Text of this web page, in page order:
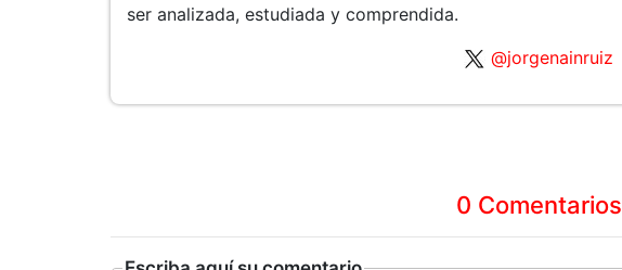
ser analizada, estudiada y comprendida.
@jorgenainruiz
0 Comentarios